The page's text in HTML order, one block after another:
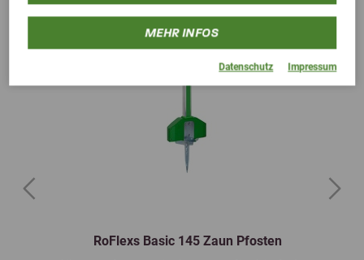
MEHR INFOS
Datenschutz Impressum
RoFlexs Basic 145 Zaun Pfosten
Previous Next